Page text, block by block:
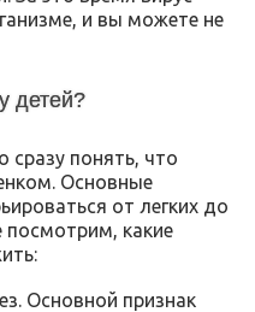
и вы можете не
детей?
сразу понять, что
Основные
от легких до
какие
Основной признак